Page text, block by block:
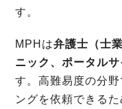
す。
MPHは弁護士（士
ニック、ポータル
す。高難易度の分
ングを依頼できる